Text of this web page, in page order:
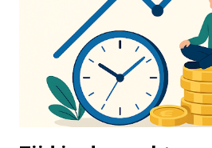
inkomensniveau toepasbaar is. Of
netto per maand verdient, de
De eerste categorie, 50%, is
en noodzakelijke uitgaven. Denk
hypotheek, energiekosten, water,
zorgv...